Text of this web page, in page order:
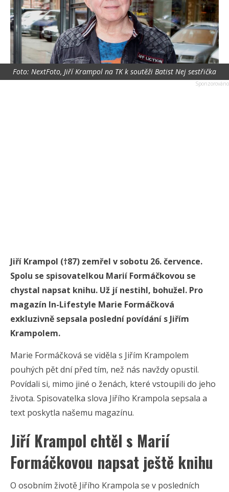
Foto: NextFoto, Jiří Krampol na TK k soutěži Batist Nej sestřička
Jiří Krampol (†87) zemřel v sobotu 26. července.
Spolu se spisovatelkou Marií Formáčkovou se
chystal napsat knihu. Už jí nestihl, bohužel. Pro
magazín In-Lifestyle Marie Formáčková
exkluzivně sepsala poslední povídání s Jiřím
Krampolem.
Marie Formáčková se viděla s Jiřím Krampolem
pouhých pět dní před tím, než nás navždy opustil.
Povídali si, mimo jiné o ženách, které vstoupili do jeho
života. Spisovatelka slova Jiřího Krampola sepsala a
text poskytla našemu magazínu.
Jiří Krampol chtěl s Marií
Formáčkovou napsat ještě knihu
O osobním životě Jiřího Krampola se v posledních